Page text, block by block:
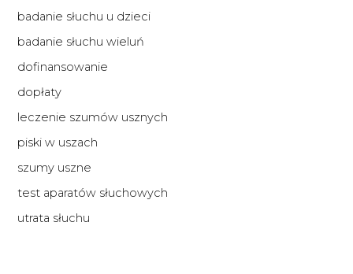
badanie słuchu u dzieci
badanie słuchu wieluń
dofinansowanie
dopłaty
leczenie szumów usznych
piski w uszach
szumy uszne
test aparatów słuchowych
utrata słuchu